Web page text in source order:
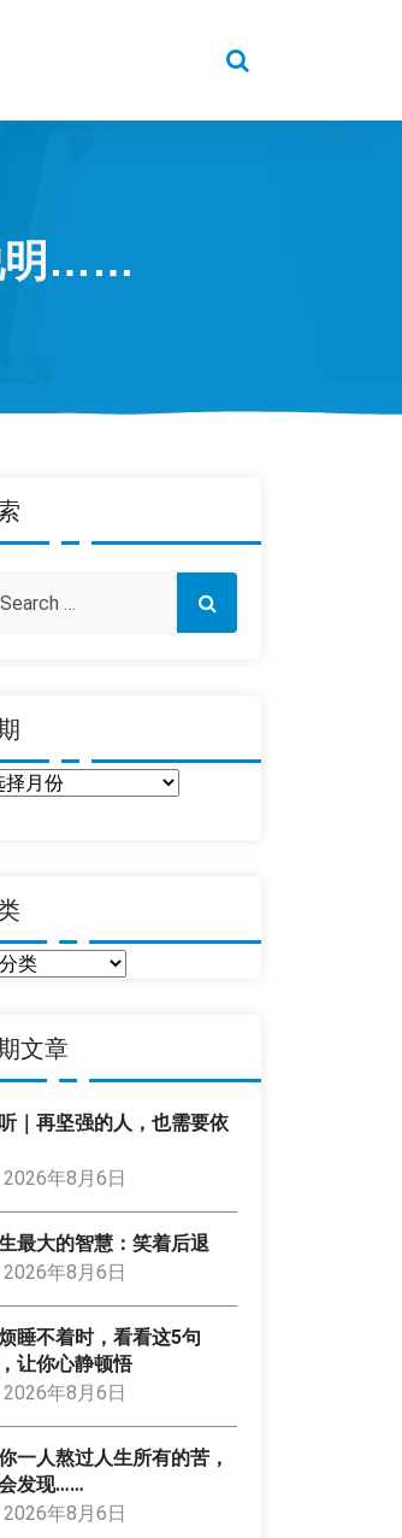
明……
文章
｜再坚强的人，也需要依
2026年8月6日
最大的智慧：笑着后退
2026年8月6日
睡不着时，看看这5句
让你心静顿悟
2026年8月6日
一人熬过人生所有的苦，
发现……
2026年8月6日